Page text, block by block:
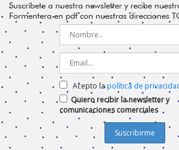
Suscríbete a nuestra newsletter y recibe
Formentera en pdf con nuestras direcciones
Acepto lapolítica de
Quiero recibir la newsletter y
comunicaciones comerciales